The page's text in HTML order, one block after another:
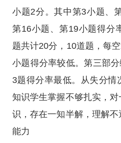
小题2分。其中第3小题、
第16小题、第19小题得分
题共计20分，10道题，每
小题得分率较低。第三部
3题得分率最低。从失分情
知识学生掌握不够扎实，
识，存在一知半解，理解
能力